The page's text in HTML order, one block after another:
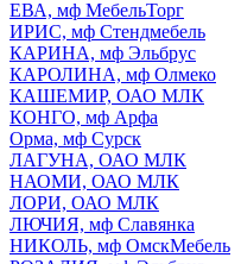
ЕВА, мф МебельТорг
ИРИС, мф Стендмебель
КАРИНА, мф Эльбрус
КАРОЛИНА, мф Олмеко
КАШЕМИР, ОАО МЛК
КОНГО, мф Арфа
Орма, мф Сурск
ЛАГУНА, ОАО МЛК
НАОМИ, ОАО МЛК
ЛОРИ, ОАО МЛК
ЛЮЧИЯ, мф Славянка
НИКОЛЬ, мф ОмскМебель